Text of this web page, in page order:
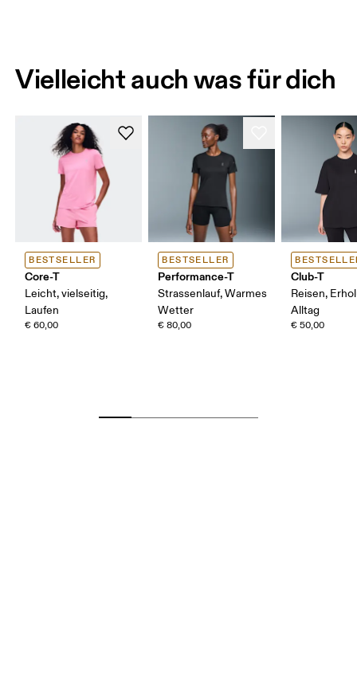
Vielleicht auch was für dich
BESTSELLER
Core-T
Leicht, vielseitig,
Laufen
€ 60,00
BESTSELLER
Performance-T
Strassenlauf, Warmes
Wetter
€ 80,00
Club-T
Reisen,
Alltag
€ 50,00